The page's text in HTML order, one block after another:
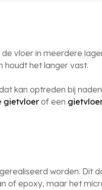
vloer in meerdere
houdt het langer vast.
kan optreden bij
gietvloer of een
worden. Dit
of epoxy, maar het